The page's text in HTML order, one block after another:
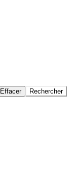
Effacer Rechercher